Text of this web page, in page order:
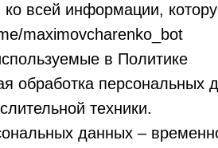
всей информации,
maximovcharenko_bot
в Политике
обработка
техники.
данных –